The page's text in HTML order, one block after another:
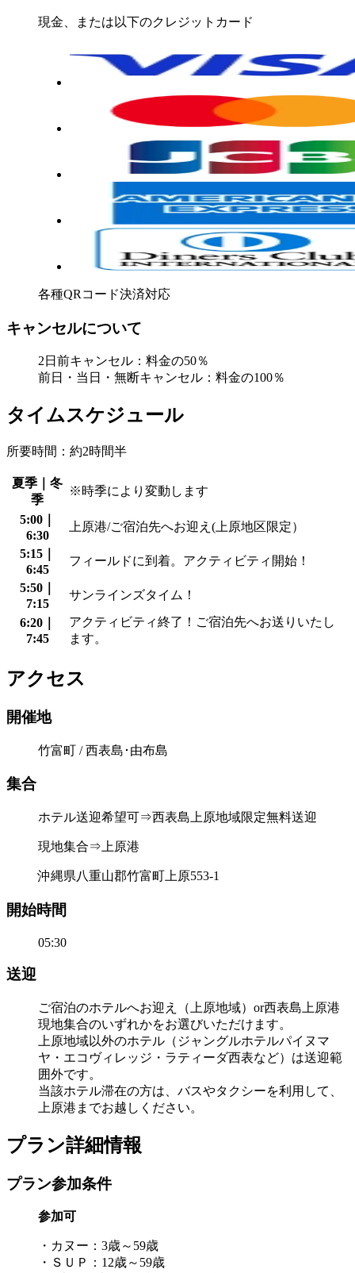
現金、または以下のクレジットカード
各種QRコード決済対応
キャンセルについて
2日前キャンセル：料金の50％
前日・当日・無断キャンセル：料金の100％
タイムスケジュール
所要時間：約2時間半
夏季｜冬
季
※時季により変動します
5:00｜
6:30
上原港/ご宿泊先へお迎え(上原地区限定）
5:15｜
6:45
フィールドに到着。アクティビティ開始！
5:50｜
7:15
サンラインズタイム！
6:20｜
7:45
アクティビティ終了！ご宿泊先へお送りいたし
ます。
アクセス
開催地
竹富町 / 西表島･由布島
集合
ホテル送迎希望可⇒西表島上原地域限定無料送迎
現地集合⇒上原港
沖縄県八重山郡竹富町上原553-1
開始時間
05:30
送迎
ご宿泊のホテルへお迎え（上原地域）or西表島上原港
現地集合のいずれかをお選びいただけます。
上原地域以外のホテル（ジャングルホテルパイヌマ
ヤ・エコヴィレッジ・ラティーダ西表など）は送迎範
囲外です。
当該ホテル滞在の方は、バスやタクシーを利用して、
上原港までお越しください。
プラン詳細情報
プラン参加条件
参加可
・カヌー：3歳～59歳
・ＳＵＰ：12歳～59歳